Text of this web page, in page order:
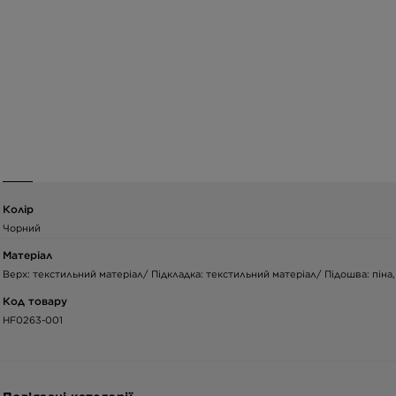
Колір
Чорний
Матеріал
Верх: текстильний матеріал/ Підкладка: текстильний матеріал/ Підошва:
Код товару
HF0263-001